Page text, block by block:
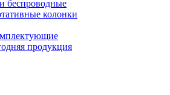
беспроводные
колонки
продукция